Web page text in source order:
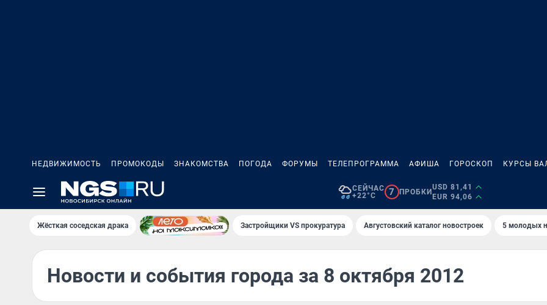
НЕДВИЖИМОСТЬ ПРОМОКОДЫ ЗНАКОМСТВА ПОГОДА ФОРУМЫ ТЕЛЕПРОГРАММА АФИША ГОРОСКОП КУРСЫ
СЕЙЧАС
+22°C
7 ПРОБКИ
USD 81,41
EUR 94,06
Жёсткая соседская драка Застройщики VS прокуратура Августовский каталог новостроек 5 молодых
Новости и события города за 8 октября 2012